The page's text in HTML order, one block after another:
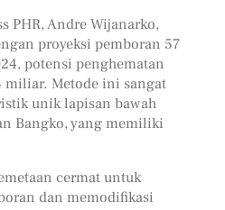
PHR, Andre Wijanarko,
proyeksi pemboran 57
potensi penghematan
miliar. Metode ini sangat
unik lapisan bawah
Bangko, yang memiliki
cermat untuk
dan memodifikasi